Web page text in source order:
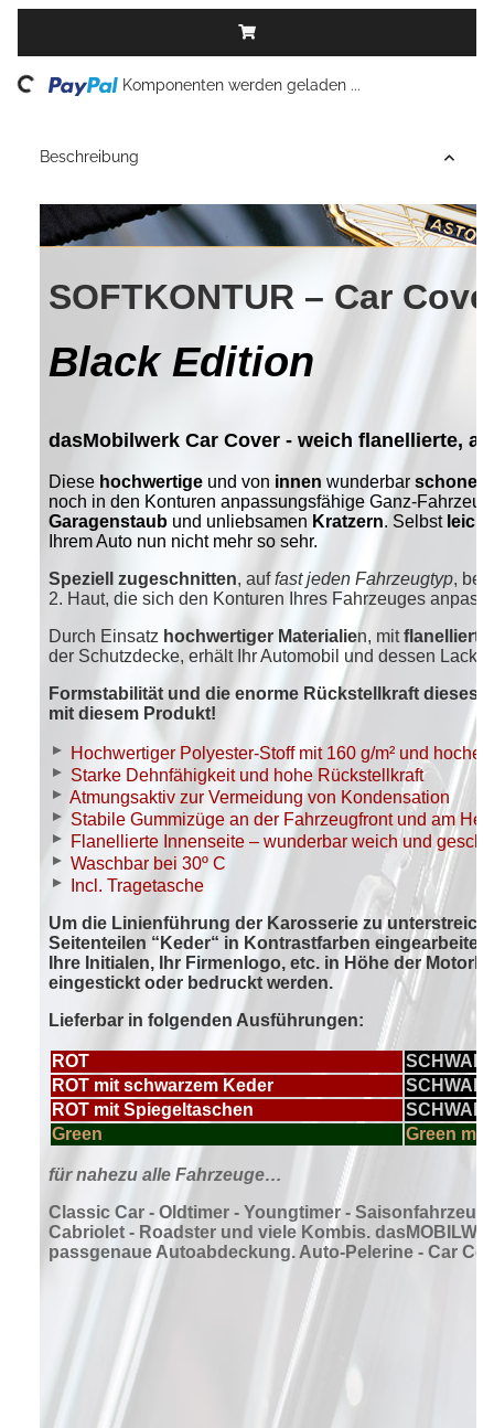
Loading... Komponenten werden geladen ...
Beschreibung